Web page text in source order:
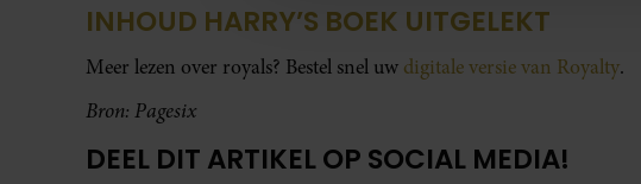
verstrekt of die ze hebben verzameld op
onze website blijft gebruiken.
INHOUD HARRY’S BOEK UITGELEKT
Meer lezen over royals? Bestel snel uw digitale versie van Royalty.
Bron: Pagesix
DEEL DIT ARTIKEL OP SOCIAL MEDIA!